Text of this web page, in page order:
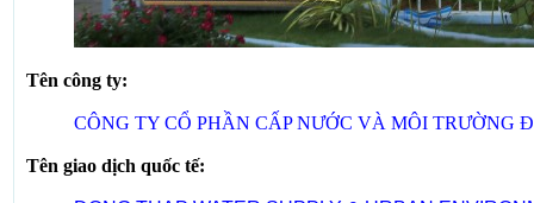
Tên công ty:
CÔNG TY CỔ PHẦN CẤP NƯỚC VÀ MÔI TRƯỜNG
Tên giao dịch quốc tế: